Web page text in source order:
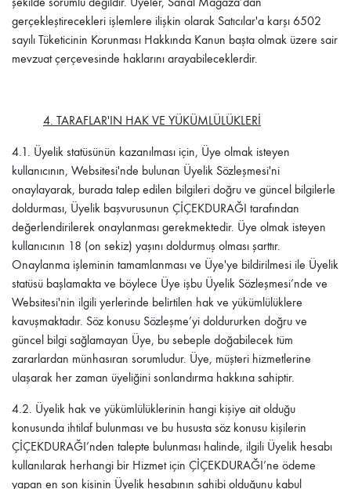
gerçekleştirecekleri işlemlere ilişkin olarak Satıcılar'a karşı 6502
sayılı Tüketicinin Korunması Hakkında Kanun başta olmak üzere sair
mevzuat çerçevesinde haklarını arayabileceklerdir.
4. TARAFLAR'IN HAK VE YÜKÜMLÜLÜKLERİ
4.1. Üyelik statüsünün kazanılması için, Üye olmak isteyen
kullanıcının, Websitesi'nde bulunan Üyelik Sözleşmesi'ni
onaylayarak, burada talep edilen bilgileri doğru ve güncel bilgilerle
doldurması, Üyelik başvurusunun ÇİÇEKDURAĞI tarafından
değerlendirilerek onaylanması gerekmektedir. Üye olmak isteyen
kullanıcının 18 (on sekiz) yaşını doldurmuş olması şarttır.
Onaylanma işleminin tamamlanması ve Üye'ye bildirilmesi ile Üyelik
statüsü başlamakta ve böylece Üye işbu Üyelik Sözleşmesi’nde ve
Websitesi'nin ilgili yerlerinde belirtilen hak ve yükümlülüklere
kavuşmaktadır. Söz konusu Sözleşme’yi doldururken doğru ve
güncel bilgi sağlamayan Üye, bu sebeple doğabilecek tüm
zararlardan münhasıran sorumludur. Üye, müşteri hizmetlerine
ulaşarak her zaman üyeliğini sonlandırma hakkına sahiptir.
4.2. Üyelik hak ve yükümlülüklerinin hangi kişiye ait olduğu
konusunda ihtilaf bulunması ve bu hususta söz konusu kişilerin
ÇİÇEKDURAĞI’nden talepte bulunması halinde, ilgili Üyelik hesabı
kullanılarak herhangi bir Hizmet için ÇİÇEKDURAĞI’ne ödeme
yapan en son kişinin Üyelik hesabının sahibi olduğunu kabul